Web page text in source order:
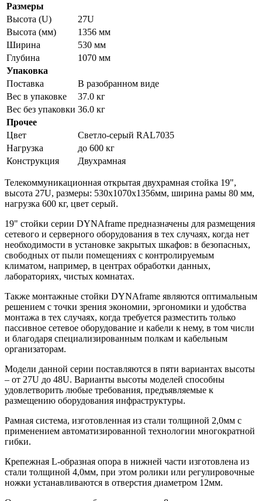
Размеры
Высота (U)
27U
Высота (мм)
1356 мм
Ширина
530 мм
Глубина
1070 мм
Упаковка
Поставка
В разобранном виде
Вес в упаковке
37.0 кг
Вес без упаковки 36.0 кг
Прочее
Цвет
Светло-серый RAL7035
Нагрузка
до 600 кг
Конструкция
Двухрамная
Телекоммуникационная открытая двухрамная стойка 19",
высота 27U, размеры: 530х1070х1356мм, ширина рамы 80 мм,
нагрузка 600 кг, цвет серый.
19" стойки серии DYNAframe предназначены для размещения
сетевого и серверного оборудования в тех случаях, когда нет
необходимости в установке закрытых шкафов: в безопасных,
свободных от пыли помещениях с контролируемым
климатом, например, в центрах обработки данных,
лабораториях, чистых комнатах.
Также монтажные стойки DYNAframe являются оптимальным
решением с точки зрения экономии, эргономики и удобства
монтажа в тех случаях, когда требуется разместить только
пассивное сетевое оборудование и кабели к нему, в том числи
и благодаря специализированным полкам и кабельным
организаторам.
Модели данной серии поставляются в пяти вариантах высоты
– от 27U до 48U. Варианты высоты моделей способны
удовлетворить любые требования, предъявляемые к
размещению оборудования инфраструктуры.
Рамная система, изготовленная из стали толщиной 2,0мм с
применением автоматизированной технологии многократной
гибки.
Крепежная L-образная опора в нижней части изготовлена из
стали толщиной 4,0мм, при этом ролики или регулировочные
ножки устанавливаются в отверстия диаметром 12мм.